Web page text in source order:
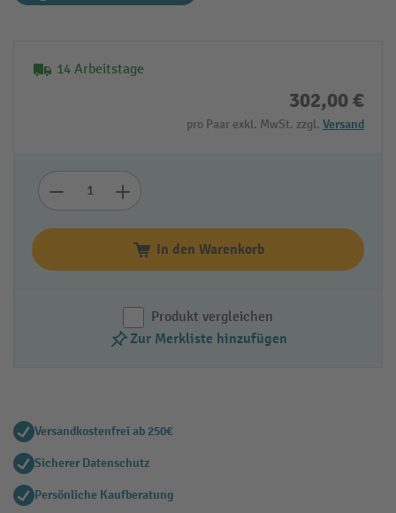
14 Arbeitstage
302,00 €
pro Paar exkl. MwSt. zzgl. Versand
In den Warenkorb
Produkt vergleichen
Zur Merkliste hinzufügen
Versandkostenfrei ab 250€
Sicherer Datenschutz
Persönliche Kaufberatung